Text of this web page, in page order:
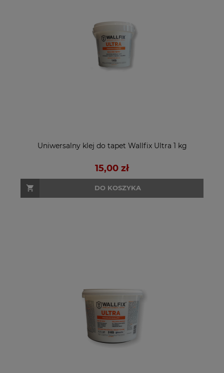
Uniwersalny klej do tapet Wallfix Ultra 1 kg
15,00 zł
DO KOSZYKA